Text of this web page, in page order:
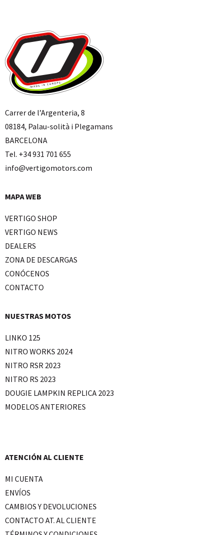
Carrer de l’Argenteria, 8
08184, Palau-solità i Plegamans
BARCELONA
Tel. +34 931 701 655
info@vertigomotors.com
MAPA WEB
VERTIGO SHOP
VERTIGO NEWS
DEALERS
ZONA DE DESCARGAS
CONÓCENOS
CONTACTO
NUESTRAS MOTOS
LINKO 125
NITRO WORKS 2024
NITRO RSR 2023
NITRO RS 2023
DOUGIE LAMPKIN REPLICA 2023
MODELOS ANTERIORES
ATENCIÓN AL CLIENTE
MI CUENTA
ENVÍOS
CAMBIOS Y DEVOLUCIONES
CONTACTO AT. AL CLIENTE